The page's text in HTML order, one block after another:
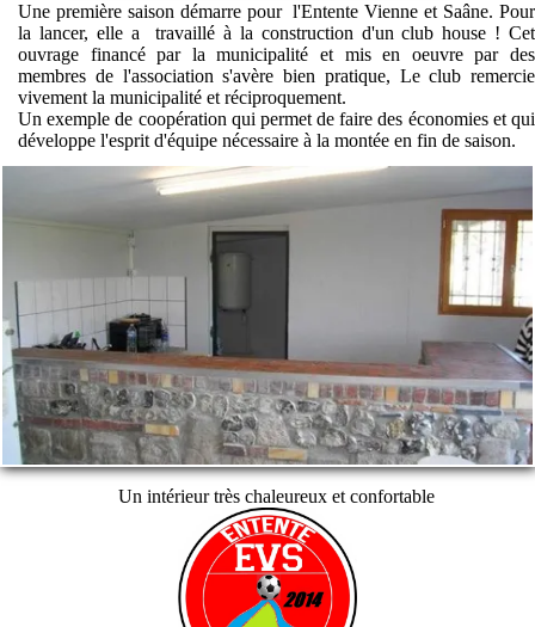
Une première saison démarre pour l'Entente Vienne et Saâne. Pour
la lancer, elle a travaillé à la construction d'un club house ! Cet
ouvrage financé par la municipalité et mis en oeuvre par des
membres de l'association s'avère bien pratique, Le club remercie
vivement la municipalité et réciproquement.
Un exemple de coopération qui permet de faire des économies et qui
développe l'esprit d'équipe nécessaire à la montée en fin de saison.
Un intérieur très chaleureux et confortable